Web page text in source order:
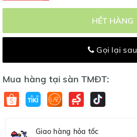
HẾT HÀNG
Gọi lại sau
Mua hàng tại sàn TMĐT:
Giao hàng hỏa tốc